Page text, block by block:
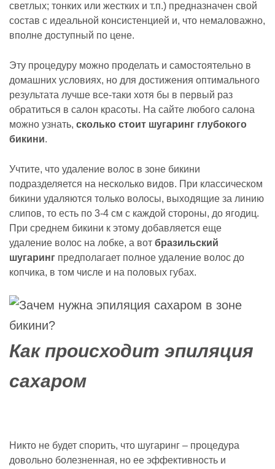
светлых; тонких или жестких и т.п.) предназначен свой
состав с идеальной консистенцией и, что немаловажно,
вполне доступный по цене.
Эту процедуру можно проделать и самостоятельно в
домашних условиях, но для достижения оптимального
результата лучше все-таки хотя бы в первый раз
обратиться в салон красоты. На сайте любого салона
можно узнать, сколько стоит шугаринг глубокого
бикини.
Учтите, что удаление волос в зоне бикини
подразделяется на несколько видов. При классическом
бикини удаляются только волосы, выходящие за линию
слипов, то есть по 3-4 см с каждой стороны, до ягодиц.
При среднем бикини к этому добавляется еще
удаление волос на лобке, а вот бразильский
шугаринг предполагает полное удаление волос до
копчика, в том числе и на половых губах.
Как происходит эпиляция
сахаром
Никто не будет спорить, что шугаринг – процедура
довольно болезненная, но ее эффективность и